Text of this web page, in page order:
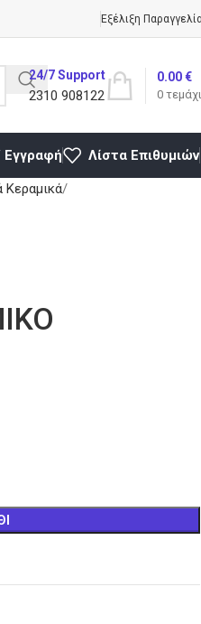
Εξέλιξη
24/7 Support
2310 908122 0
0.00€
Εγγραφή Λίστα Επιθυμιών
Κεραμικά